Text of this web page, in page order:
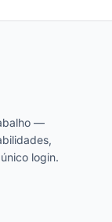
—
login.